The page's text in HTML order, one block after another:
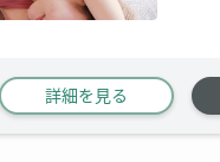
詳細を見る